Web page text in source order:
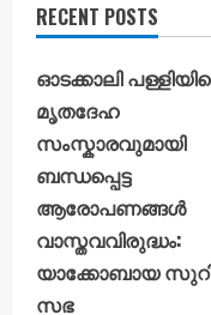
RECENT POSTS
ഓടക്കാലി
മൃതദേഹ
സംസ്കാരവുമായി
ബന്ധപ്പെട്ട
ആരോപണങ്ങൾ
വാസ്തവവിരുദ്ധം:
യാക്കോബായ
സഭ